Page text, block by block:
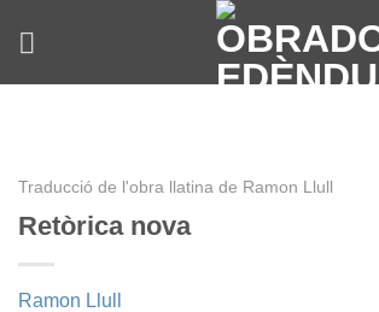
Traducció de l'obra llatina de Ramon Llull
Retòrica nova
Ramon Llull